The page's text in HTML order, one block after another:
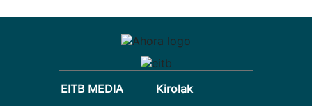
EITB MEDIA
Kirolak